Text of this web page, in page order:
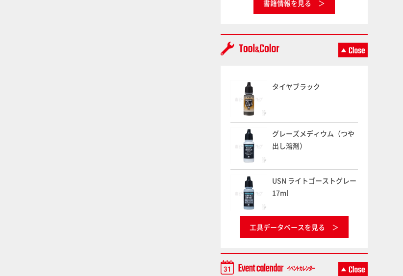
書籍情報を見る
タイヤブラック
グレーズメディウム（つや
出し溶剤）
USN ライトゴーストグレー
17ml
工具データベースを見る